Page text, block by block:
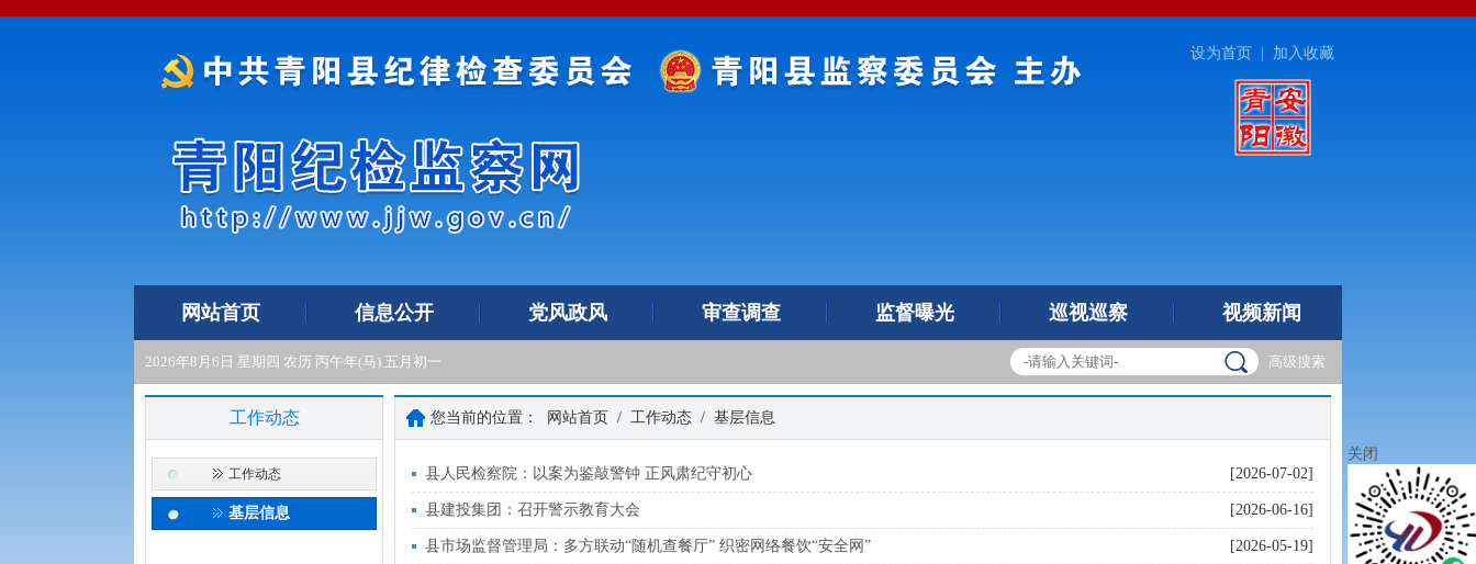
设为首页 加入收藏
网站首页 信息公开 党风政风 审查调查 监督曝光 巡视巡察 视频新闻
2026年8月6日 星期四 农历 丙午年(马) 五月初一 高级搜索
工作动态
工作动态
基层信息
您当前的位置： 网站首页 / 工作动态 / 基层信息
[2026-07-02]
县人民检察院：以案为鉴敲警钟 正风肃纪守初心
[2026-06-16]
县建投集团：召开警示教育大会
[2026-05-19]
县市场监督管理局：多方联动“随机查餐厅” 织密网络餐饮“安全网”
关闭